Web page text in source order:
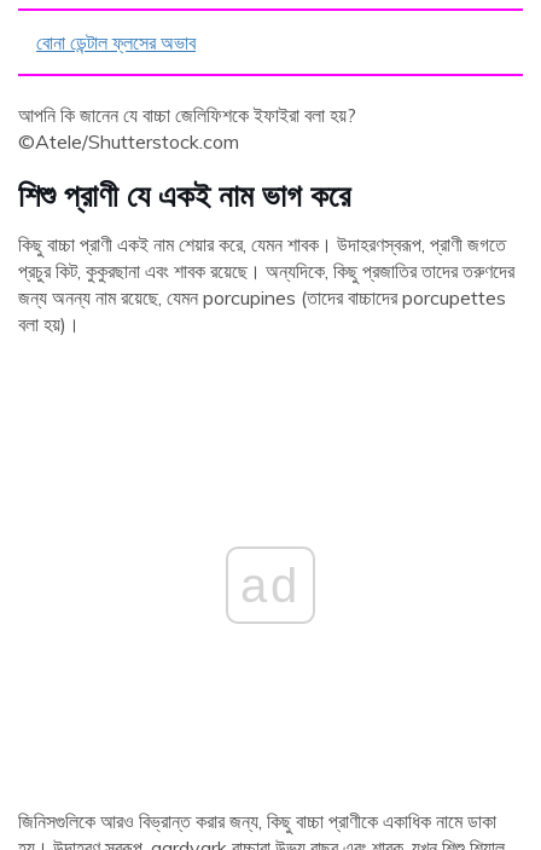
বোনা ডেন্টাল ফ্লসের অভাব
আপনি কি জানেন যে বাচ্চা জেলিফিশকে ইফাইরা বলা হয়?
©Atele/Shutterstock.com
শিশু প্রাণী যে একই নাম ভাগ করে
কিছু বাচ্চা প্রাণী একই নাম শেয়ার করে, যেমন শাবক। উদাহরণস্বরূপ, প্রাণী জগতে
প্রচুর কিট, কুকুরছানা এবং শাবক রয়েছে। অন্যদিকে, কিছু প্রজাতির তাদের তরুণদের
জন্য অনন্য নাম রয়েছে, যেমন porcupines (তাদের বাচ্চাদের porcupettes
বলা হয়)।
ad
জিনিসগুলিকে আরও বিভ্রান্ত করার জন্য, কিছু বাচ্চা প্রাণীকে একাধিক নামে ডাকা